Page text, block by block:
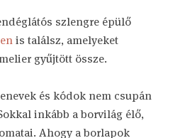
szlengre épülő
is találsz, amelyeket
gyűjtött össze.
és kódok nem csupán
inkább a borvilág élő,
Ahogy a borlapok